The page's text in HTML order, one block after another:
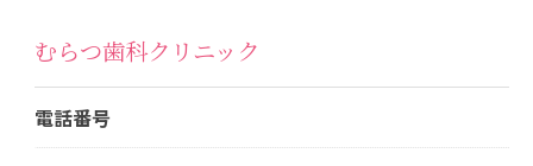
むらつ歯科クリニック
電話番号